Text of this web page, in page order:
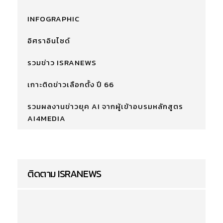
INFOGRAPHIC
อิศราอินไซด์
รวมข่าว ISRANEWS
เกาะติดข่าวเลือกตั้ง ปี 66
รวมผลงานข่าวยุค AI จากผู้เข้าอบรมหลักสูตร
AI4MEDIA
ติดตาม ISRANEWS